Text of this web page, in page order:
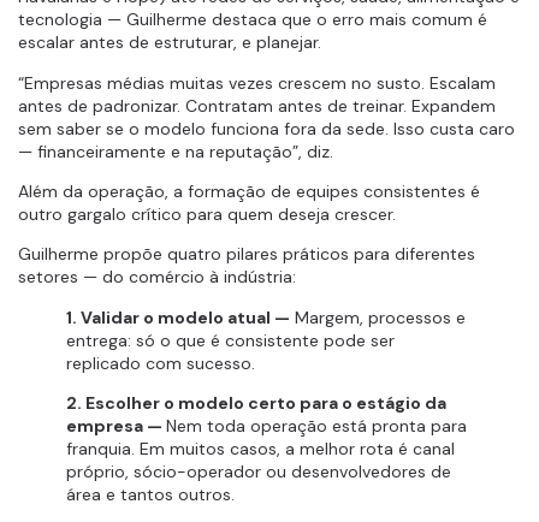
tecnologia — Guilherme destaca que o erro mais comum é
escalar antes de estruturar, e planejar.
“Empresas médias muitas vezes crescem no susto. Escalam
antes de padronizar. Contratam antes de treinar. Expandem
sem saber se o modelo funciona fora da sede. Isso custa caro
— financeiramente e na reputação”, diz.
Além da operação, a formação de equipes consistentes é
outro gargalo crítico para quem deseja crescer.
Guilherme propõe quatro pilares práticos para diferentes
setores — do comércio à indústria:
1. Validar o modelo atual — Margem, processos e
entrega: só o que é consistente pode ser
replicado com sucesso.
2. Escolher o modelo certo para o estágio da
empresa — Nem toda operação está pronta para
franquia. Em muitos casos, a melhor rota é canal
próprio, sócio-operador ou desenvolvedores de
área e tantos outros.